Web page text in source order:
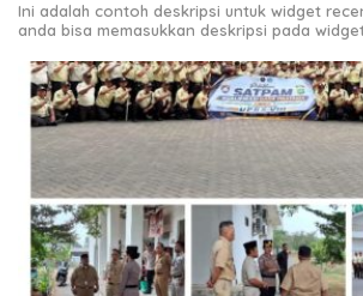
Ini adalah contoh deskripsi untuk widget
anda bisa memasukkan deskripsi pada